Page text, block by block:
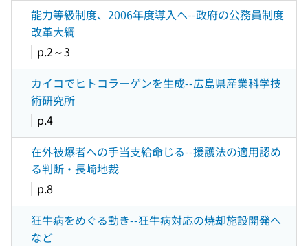
能力等級制度、2006年度導入へ--政府の公務員制度
改革大綱
p.2～3
カイコでヒトコラーゲンを生成--広島県産業科学技
術研究所
p.4
在外被爆者への手当支給命じる--援護法の適用認め
る判断・長崎地裁
p.8
狂牛病をめぐる動き--狂牛病対応の焼却施設開発へ
など